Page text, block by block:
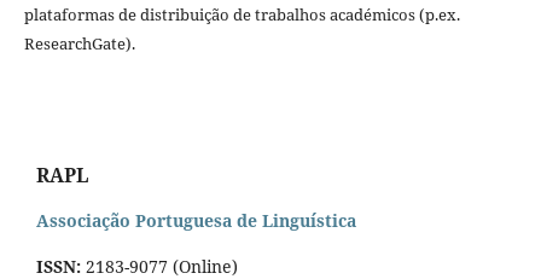
plataformas de distribuição de trabalhos académicos (p.ex.
ResearchGate).
RAPL
Associação Portuguesa de Linguística
ISSN: 2183-9077 (Online)